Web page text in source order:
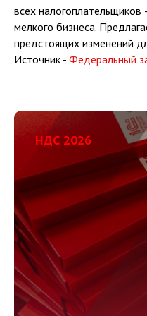
всех
мелкого бизнеса.
предстоящих изменений
Источник - Федеральный
НДС 2026